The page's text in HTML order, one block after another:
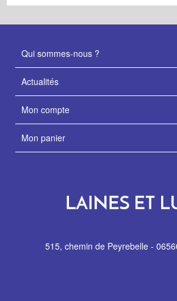
Qui sommes-nous ?
Actualités
Mon compte
Mon panier
515, chemin de Peyrebelle -